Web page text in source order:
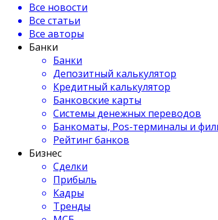
Все новости
Все статьи
Все авторы
Банки
Банки
Депозитный калькулятор
Кредитный калькулятор
Банковские карты
Системы денежных переводов
Банкоматы, Pos-терминалы и
Рейтинг банков
Бизнес
Сделки
Прибыль
Кадры
Тренды